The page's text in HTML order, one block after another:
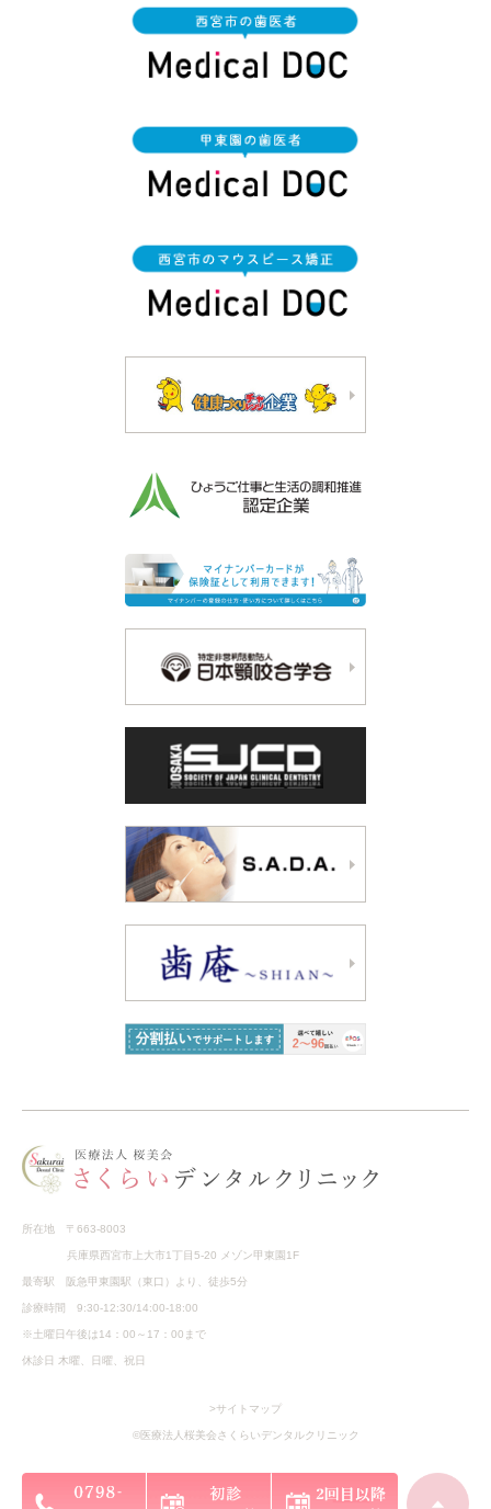
所在地 〒663-8003
兵庫県西宮市上大市1丁目5-20 メゾン甲東園1F
最寄駅 阪急甲東園駅（東口）より、徒歩5分
診療時間 9:30-12:30/14:00-18:00
※土曜日午後は14：00～17：00まで
休診日 木曜、日曜、祝日
>サイトマップ
©医療法人桜美会さくらいデンタルクリニック